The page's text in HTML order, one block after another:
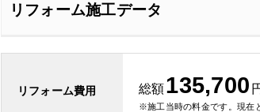
リフォーム施工データ
リフォーム費用 総額135,700
※施工当時の料金です。現在